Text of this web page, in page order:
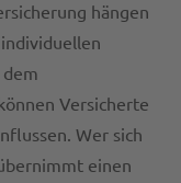
hängen
Versicherte
Wer sich
einen